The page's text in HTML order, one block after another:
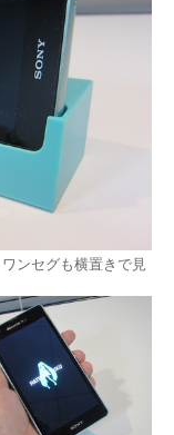
ンセグも横置きで見